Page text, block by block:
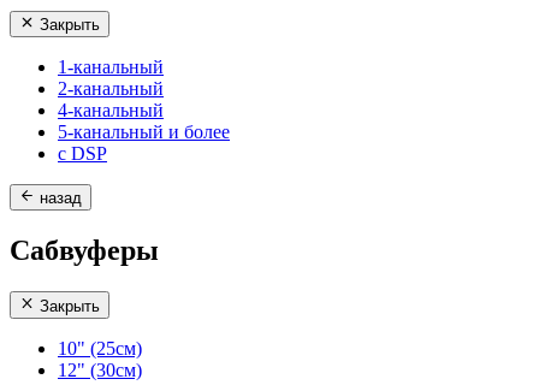
Закрыть
1-канальный
2-канальный
4-канальный
5-канальный и более
с DSP
назад
Сабвуферы
Закрыть
10" (25см)
12" (30см)